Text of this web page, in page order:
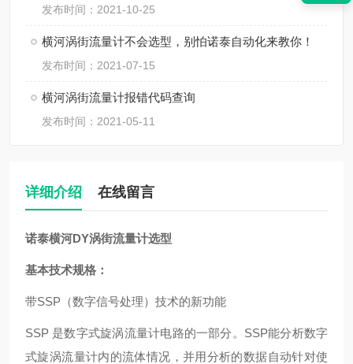
发布时间：2021-10-25
横河涡街流量计不会选型，别怕诺泰自动化来教你！
发布时间：2021-07-15
横河涡街流量计报错代码查询
发布时间：2021-05-11
详细介绍 在线留言
诺泰横河DY涡街流量计选型
基本技术规格：
带SSP（数字信号处理）技术的新功能
SSP 是数字式旋涡流量计电路的一部分。SSP能分析数字
式旋涡流量计内的流体情况，并用分析的数据自动针对使